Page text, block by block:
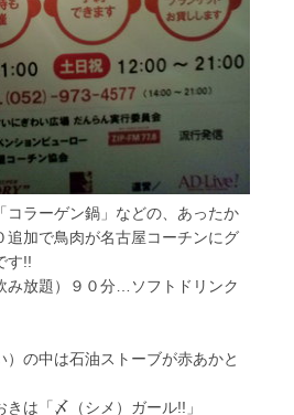
コラーゲン鍋」などの、あったか
追加で鳥肉が名古屋コーチンにグ
す!!
み放題）９０分…ソフトドリンク
の中は石油ストーブが赤あかと
は「〆（シメ）ガール!!」